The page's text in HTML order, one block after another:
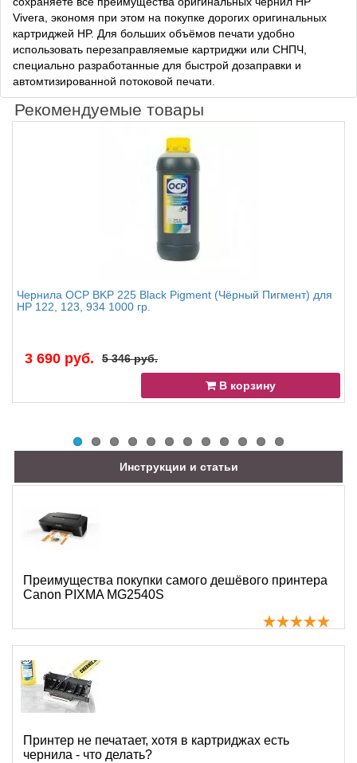
Vivera, экономя при этом на покупке дорогих оригинальных
картриджей HP. Для больших объёмов печати удобно
использовать перезаправляемые картриджи или СНПЧ,
специально разработанные для быстрой дозаправки и
автомтизированной потоковой печати.
Рекомендуемые товары
Чернила OCP BKP 225 Black Pigment (Чёрный Пигмент) для
HP 122, 123, 934 1000 гр.
3 690 руб. 5 346 руб.
В корзину
Инструкции и статьи
Преимущества покупки самого дешёвого принтера
Canon PIXMA MG2540S
Принтер не печатает, хотя в картриджах есть
чернила - что делать?